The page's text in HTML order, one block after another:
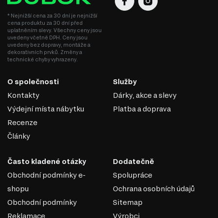
VÝSUVU
Telescopické plně výsuvné vedení jsou mechanismy, které
umožňují plné vysunutí zásuvek, polic nebo jiných
pohyblivých prvků nábytku či vybavení za hranice korpusu.
Skládají se z několika (obvykle tří) sekcí, které se rozvinují,
* Nejnižší cena za 30 dní je nejnižší
cena produktu za 30 dní před
uplatněním slevy. Všechny ceny jsou
uvedeny včetně DPH. Ceny jsou
uvedeny bez dopravy, montáže a
dekorativních prvků. Změny a
technické chyby vyhrazeny.
O společnosti
Kontakty
Výdejní místa nábytku
Recenze
Články
Služby
Dárky, akce a slevy
Platba a doprava
Často kladené otázky
Obchodní podmínky e-
shopu
Obchodní podmínky
Reklamace
Dodatečně
Spolupráce
Ochrana osobních údajů
Sitemap
Výrobci